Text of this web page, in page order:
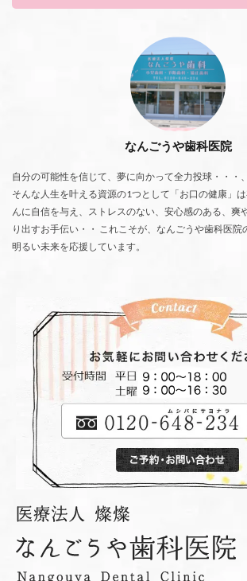
なんごうや歯科医院
自分の可能性を信じて、夢に向かって全力投球・・・
そんな人生を叶える資源の1つとして「お口の健康」
んに自信を与え、ストレスのない、安心感のある、爽
り出すお手伝い・・ これこそが、なんごうや歯科医院
明るい未来を応援しています。